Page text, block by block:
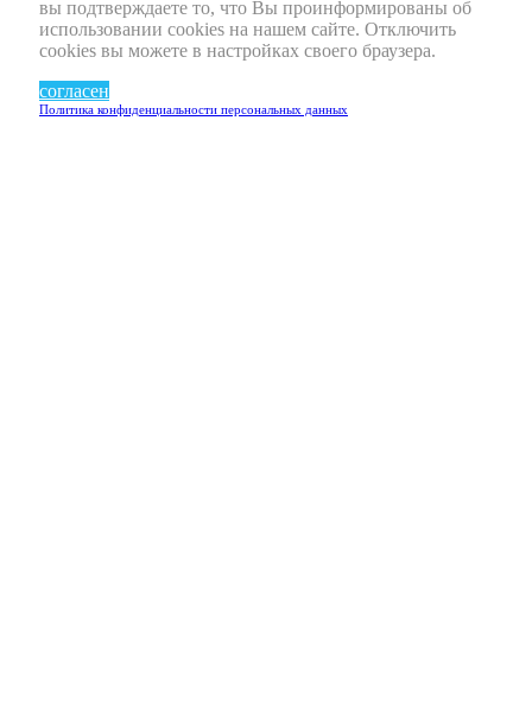
вы подтверждаете то, что Вы проинформированы об
использовании cookies на нашем сайте. Отключить
cookies вы можете в настройках своего браузера.
согласен
Политика конфиденциальности персональных данных